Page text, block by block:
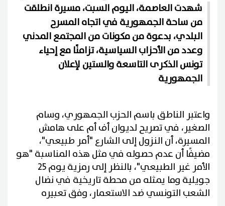
شهدت العاصمة، اليوم السبت، مسيرة انطلقت
من ساحة الجمهورية في اتجاه المسرح
البلدي، بدعوة من مكونات من المجتمع المدني
وعدد من الأحزاب السياسية، تزامنًا مع إحياء
تونس الذكرى التاسعة والستين لإعلان
الجمهورية
واعتبر الناطق باسم الحزب الجمهوري، وسام
الصغير، في تصريح لديوان أف أم على هامش
المسيرة، أن النزول إلى الشارع "أمر طبيعي"،
مضيفًا أن عدم حصوله في مثل هذه المناسبة "هو
الأمر غير الطبيعي"، بالنظر إلى رمزية يوم 25
جويلية وما يمثله من محطة تاريخية في نضال
الشعب التونسي ضد الاستعمار، وفق تعبيره